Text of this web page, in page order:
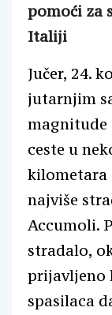
pomoći za
Italiji
Jučer, 24.
jutarnjim
magnitude
ceste u
kilometara
najviše
Accumoli.
stradalo,
prijavljeno
spasilaca